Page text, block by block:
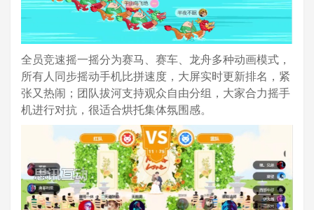
全员竞速摇一摇分为赛马、赛车、龙舟多种动画模式，
所有人同步摇动手机比拼速度，大屏实时更新排名，紧
张又热闹；团队拔河支持观众自由分组，大家合力摇手
机进行对抗，很适合烘托集体氛围感。